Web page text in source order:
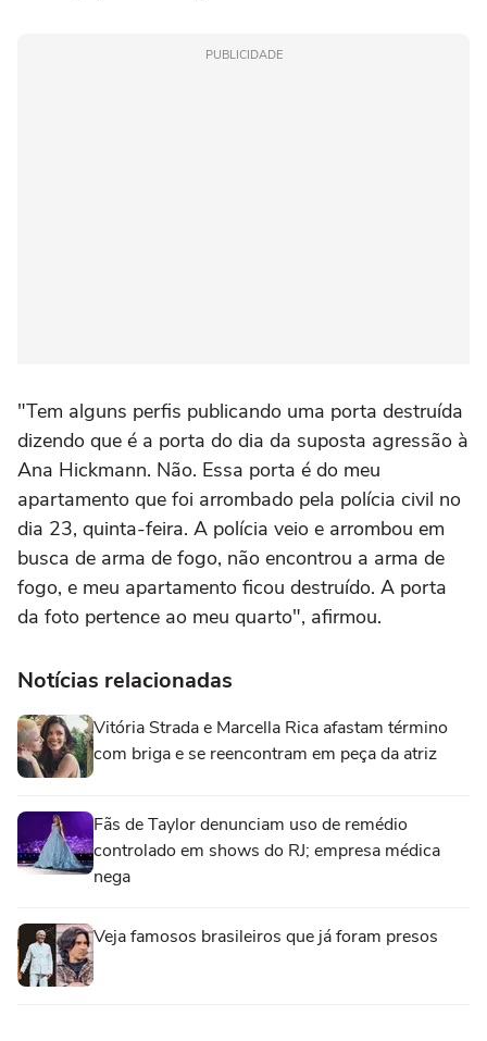
PUBLICIDADE
"Tem alguns perfis publicando uma porta destruída
dizendo que é a porta do dia da suposta agressão à
Ana Hickmann. Não. Essa porta é do meu
apartamento que foi arrombado pela polícia civil no
dia 23, quinta-feira. A polícia veio e arrombou em
busca de arma de fogo, não encontrou a arma de
fogo, e meu apartamento ficou destruído. A porta
da foto pertence ao meu quarto", afirmou.
Notícias relacionadas
Vitória Strada e Marcella Rica afastam término
com briga e se reencontram em peça da atriz
Fãs de Taylor denunciam uso de remédio
controlado em shows do RJ; empresa médica
nega
Veja famosos brasileiros que já foram presos